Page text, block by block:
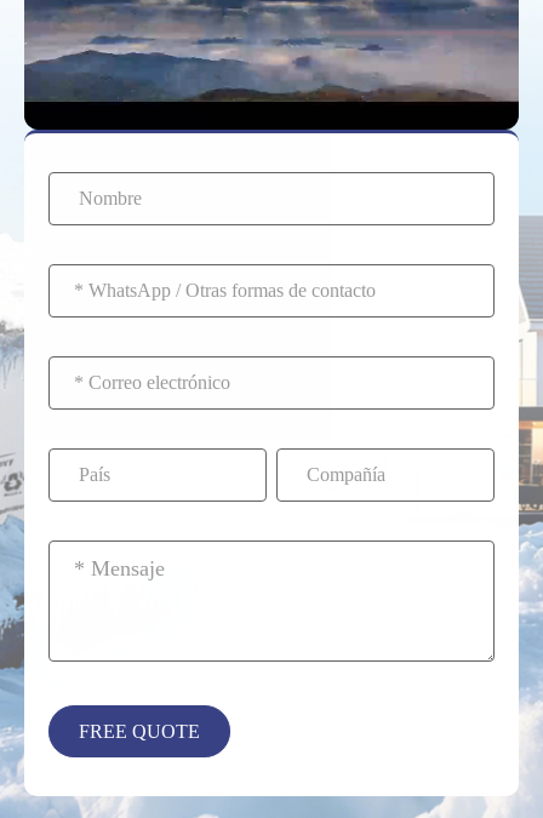
La mayoría de las
baterías ESS están
optimizadas para 0,5 °C
o 1 °C para equilibrar el
rendimiento y la
sincronizarse con el
Sistema de gestión de
batería (BMS) para un
funcionamiento seguro